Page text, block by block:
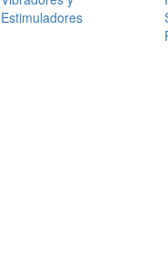
Estimuladores